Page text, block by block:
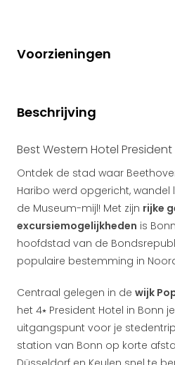
Voorzieningen
Beschrijving
Best Western Hotel President
Ontdek de stad waar
Haribo werd opgericht, wandel
de Museum-mijl! Met zijn rijke
excursiemogelijkheden is
hoofdstad van de
populaire bestemming in
Centraal gelegen in de wijk
het 4⭑ President Hotel in Bonn
uitgangspunt voor je
station van Bonn op korte